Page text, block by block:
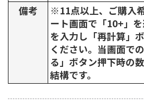
備考
※11点以上、ご購入
ート画面で「10+」
を入力し「再計算」
ください。当画面で
る」ボタン押下時の
結構です。